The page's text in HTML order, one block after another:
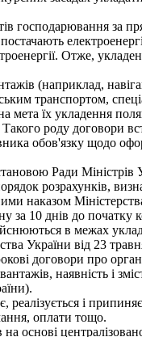
господарювання за
Отже,
(наприклад,
транспортом,
їх укладення
роду договори
обов'язку щодо
Ради
розрахунків,
наказом
10 днів до
в межах
України від 23
договори про
наявність і
і
оплати тощо.
основі